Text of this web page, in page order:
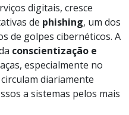
digitais, cresce
de phishing, um dos
de golpes cibernéticos. A
conscientização e
especialmente no
diariamente
a sistemas pelos mais